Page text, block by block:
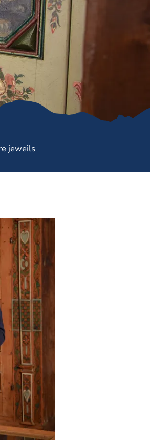
Webcams
Prospekte
Barrierefrei
reisen
Team
Ruhpolding
jeweils